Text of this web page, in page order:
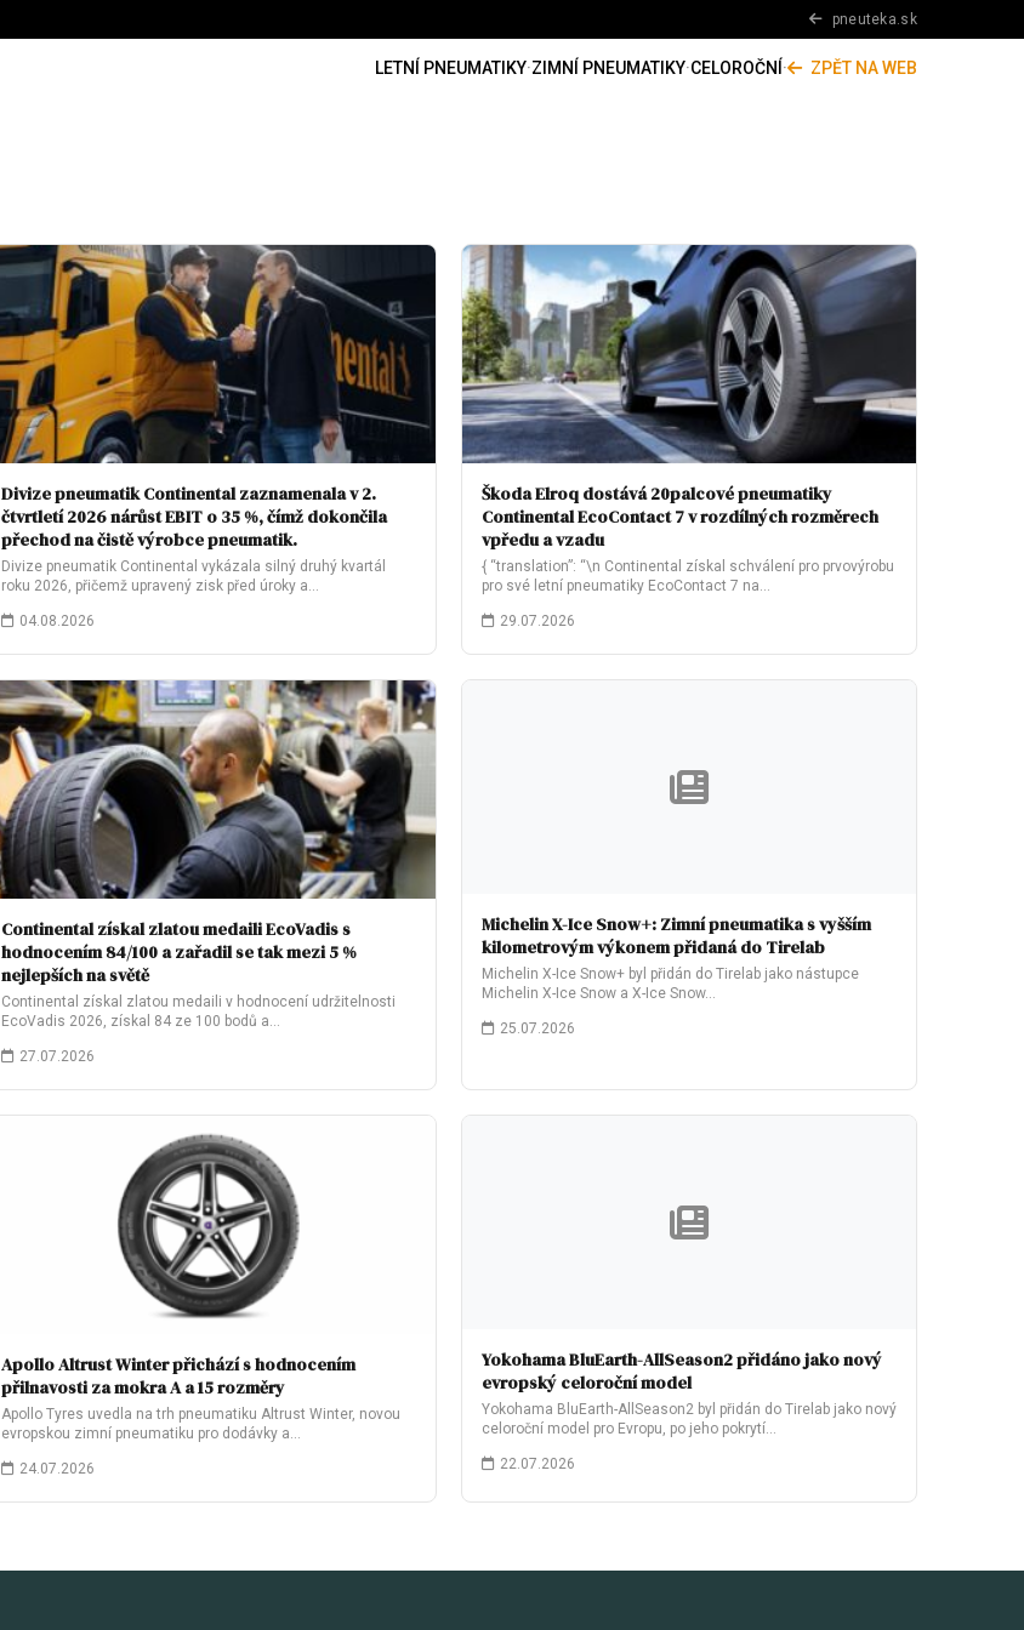
pneuteka.sk
LETNÍ PNEUMATIKY·ZIMNÍ PNEUMATIKY·CELOROČNÍ · ZPĚT NA WEB
Divize pneumatik Continental zaznamenala v 2.
čtvrtletí 2026 nárůst EBIT o 35 %, čímž dokončila
přechod na čistě výrobce pneumatik.
Divize pneumatik Continental vykázala silný druhý kvartál
roku 2026, přičemž upravený zisk před úroky a…
04.08.2026
Škoda Elroq dostává 20palcové pneumatiky
Continental EcoContact 7 v rozdílných rozměrech
vpředu a vzadu
{ “translation”: “\n Continental získal schválení pro prvovýrobu
pro své letní pneumatiky EcoContact 7 na…
29.07.2026
Continental získal zlatou medaili EcoVadis s
hodnocením 84/100 a zařadil se tak mezi 5 %
nejlepších na světě
Continental získal zlatou medaili v hodnocení udržitelnosti
EcoVadis 2026, získal 84 ze 100 bodů a…
27.07.2026
Michelin X-Ice Snow+: Zimní pneumatika s vyšším
kilometrovým výkonem přidaná do Tirelab
Michelin X-Ice Snow+ byl přidán do Tirelab jako nástupce
Michelin X-Ice Snow a X-Ice Snow…
25.07.2026
Apollo Altrust Winter přichází s hodnocením
přilnavosti za mokra A a 15 rozměry
Apollo Tyres uvedla na trh pneumatiku Altrust Winter, novou
evropskou zimní pneumatiku pro dodávky a…
24.07.2026
Yokohama BluEarth-AllSeason2 přidáno jako nový
evropský celoroční model
Yokohama BluEarth-AllSeason2 byl přidán do Tirelab jako nový
celoroční model pro Evropu, po jeho pokrytí…
22.07.2026